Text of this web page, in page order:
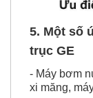
5. Một số
trục GE
- Máy bơm